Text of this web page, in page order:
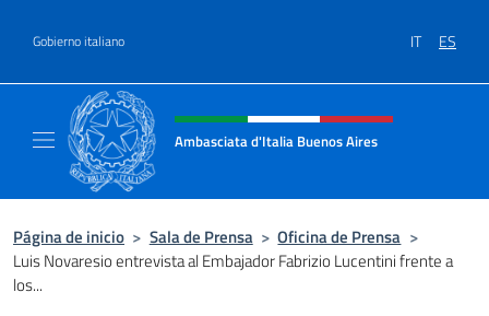
Gobierno italiano IT ES
Encabezado del sitio web,
Ambasciata d'Italia Buenos Aires
Página de inicio > Sala de Prensa > Oficina de Prensa >
Luis Novaresio entrevista al Embajador Fabrizio Lucentini frente a
los...